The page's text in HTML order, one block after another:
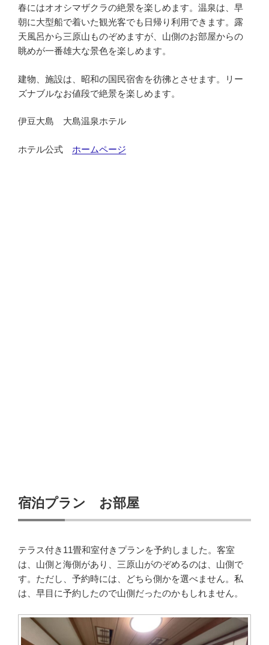
春にはオオシマザクラの絶景を楽しめます。温泉は、早
朝に大型船で着いた観光客でも日帰り利用できます。露
天風呂から三原山ものぞめますが、山側のお部屋からの
眺めが一番雄大な景色を楽しめます。
建物、施設は、昭和の国民宿舎を彷彿とさせます。リー
ズナブルなお値段で絶景を楽しめます。
伊豆大島 大島温泉ホテル
ホテル公式 ホームページ
宿泊プラン お部屋
テラス付き11畳和室付きプランを予約しました。客室
は、山側と海側があり、三原山がのぞめるのは、山側で
す。ただし、予約時には、どちら側かを選べません。私
は、早目に予約したので山側だったのかもしれません。